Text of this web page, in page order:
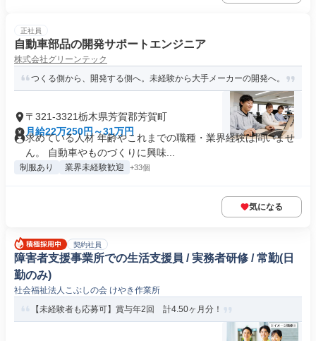
正社員
自動車部品の開発サポートエンジニア
株式会社グリーンテック
つくる側から、開発する側へ。未経験から大手メーカーの開発へ。
〒321-3321栃木県芳賀郡芳賀町
月給22万250円～31万円
求めている人材 年齢やこれまでの職種・業界経験は問いませ
ん。 自動車やものづくりに興味...
制服あり 業界未経験歓迎 +33個
気になる
契約社員
障害者支援事業所での生活支援員 / 実務者研修 / 常勤(日
勤のみ)
社会福祉法人こぶしの会 けやき作業所
【未経験者も応募可】賞与年2回 計4.50ヶ月分！